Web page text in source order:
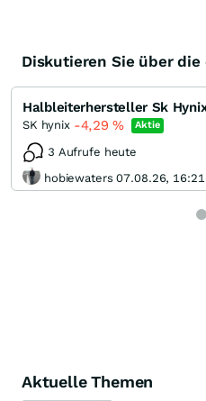
Diskutieren Sie über
SK hynix -4,29% Aktie
3 Aufrufe heute
hobiewaters 07.08.26, 16:21
Aktuelle Themen